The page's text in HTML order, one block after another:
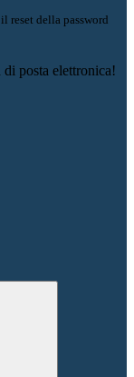
reset della password
posta elettronica!